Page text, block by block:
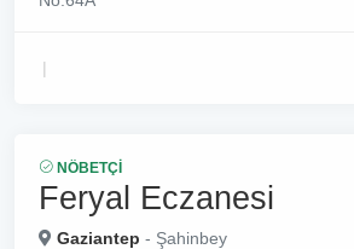
NÖBETÇI
Feryal Eczanesi
Gaziantep - Şahinbey